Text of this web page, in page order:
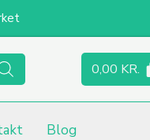
0,00 KR.
Blog